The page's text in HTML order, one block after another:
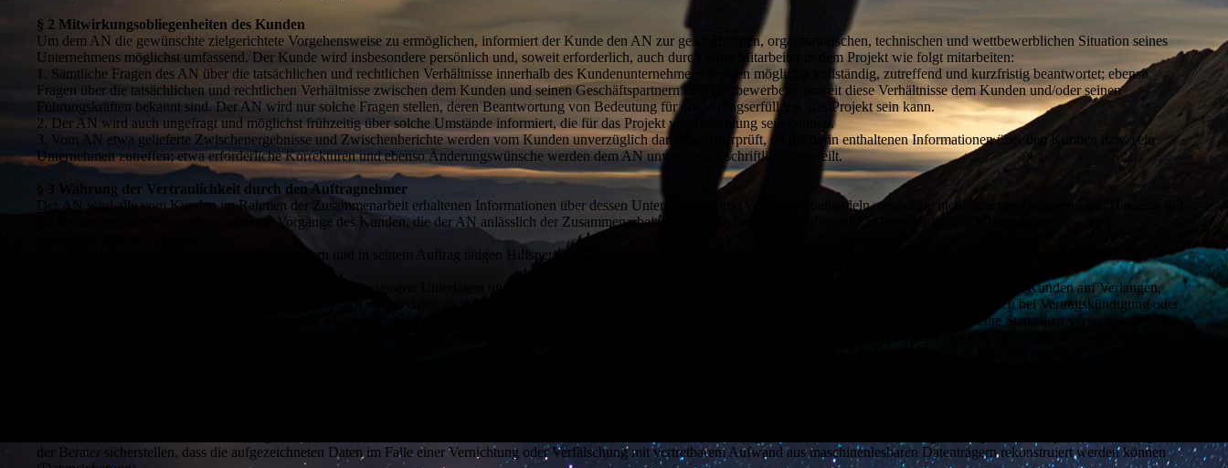
§ 2 Mitwirkungsobliegenheiten des Kunden
Um dem AN die gewünschte zielgerichtete Vorgehensweise zu ermöglichen, informiert der Kunde den AN zur geschäftlichen, organisatorischen, technischen und wettbewerblichen Situation seines
Unternehmens möglichst umfassend. Der Kunde wird insbesondere persönlich und, soweit erforderlich, auch durch seine Mitarbeiter in dem Projekt wie folgt mitarbeiten:
1. Sämtliche Fragen des AN über die tatsächlichen und rechtlichen Verhältnisse innerhalb des Kundenunternehmens werden möglichst vollständig, zutreffend und kurzfristig beantwortet; ebenso
Fragen über die tatsächlichen und rechtlichen Verhältnisse zwischen dem Kunden und seinen Geschäftspartnern und Wettbewerbern, soweit diese Verhältnisse dem Kunden und/oder seinen
Führungskräften bekannt sind. Der AN wird nur solche Fragen stellen, deren Beantwortung von Bedeutung für die Vertragserfüllung /das Projekt sein kann.
2. Der AN wird auch ungefragt und möglichst frühzeitig über solche Umstände informiert, die für das Projekt von Bedeutung sein können.
3. Vom AN etwa gelieferte Zwischenergebnisse und Zwischenberichte werden vom Kunden unverzüglich daraufhin überprüft, ob die darin enthaltenen Informationen über den Kunden bzw. sein
Unternehmen zutreffen; etwa erforderliche Korrekturen und ebenso Änderungswünsche werden dem AN unverzüglich schriftlich mitgeteilt.
§ 3 Wahrung der Vertraulichkeit durch den Auftragnehmer
Der AN wird alle vom Kunden im Rahmen der Zusammenarbeit erhaltenen Informationen über dessen Unternehmen strikt vertraulich behandeln, soweit sie nicht allgemein bekannt sind. Dasselbe gilt
für Kenntnisse über unternehmensinterne Vorgänge des Kunden, die der AN anlässlich der Zusammenarbeit erlangt. Die Verschwiegenheitspflicht besteht auch nach Beendigung des
Der AN steht dafür ein, dass er seinen Mitarbeitern und in seinem Auftrag tätigen Hilfspersonen Vertraulichkeits-und Verschwiegenheitspflichten auferlegt hat, die den Regelungen in § 3 Abs. 1
Vom AN gefertigte, beschaffte oder ihm vom Kunden überlassene Unterlagen und sonstige Materialien, die im Zusammenhang mit der Projektabwicklung stehen, sind dem Kunden auf Verlangen,
spätestens jedoch bei Projektende auszuhändigen, sofern es sich dabei nicht um Checklisten oder sonstiges Methoden-Knowhow gemäß § 3 Abs. 4 handelt. Dies gilt auch bei Vertragskündigung oder
bei Rechtsstreitigkeiten. Ein Zurückhaltungsrecht ist ausgeschlossen. Unabhängig davon darf der AN Unternehmensdaten des Kunden in anonymisierter Form für seine Statistiken verwenden.
der Berater sicherstellen, dass die aufgezeichneten Daten im Falle einer Vernichtung oder Verfälschung mit vertretbarem Aufwand aus maschinenlesbaren Datenträgern rekonstruiert werden können